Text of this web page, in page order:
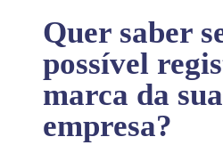
Quer saber
possível
marca da sua
empresa?